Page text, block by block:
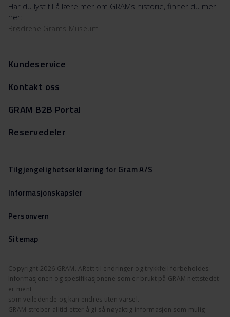
Har du lyst til å lære mer om GRAMs historie, finner du mer
her:
Brødrene Grams Museum
Kundeservice
Kontakt oss
GRAM B2B Portal
Reservedeler
Copyright 2026 GRAM. ARett til endringer og trykkfeil forbeholdes.
Informasjonen og spesifikasjonene som er brukt på GRAM nettstedet
er ment
som veiledende og kan endres uten varsel.
GRAM streber alltid etter å gi så nøyaktig informasjon som mulig
Tilgjengelighetserklæring for Gram A/S
Informasjonskapsler
Personvern
Sitemap